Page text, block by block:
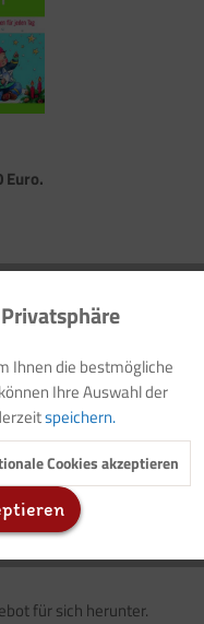
Euro.
Herz und Hand und mit
kanngespielt,
sich alle in Form,
für sich herunter.
Aktiv
Inaktiv
Inaktiv
Inaktiv
Ihnen die bestmögliche
Ihre Auswahl der
speichern.
Cookies akzeptieren